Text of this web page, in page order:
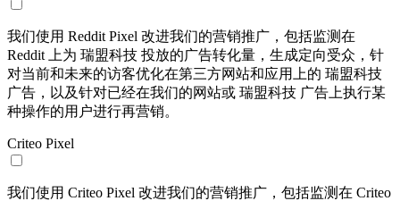
我们使用 Reddit Pixel 改进我们的营销推广，包括监测在
Reddit 上为 瑞盟科技 投放的广告转化量，生成定向受众，针
对当前和未来的访客优化在第三方网站和应用上的 瑞盟科技
广告，以及针对已经在我们的网站或 瑞盟科技 广告上执行某
种操作的用户进行再营销。
Criteo Pixel
我们使用 Criteo Pixel 改进我们的营销推广，包括监测在 Criteo